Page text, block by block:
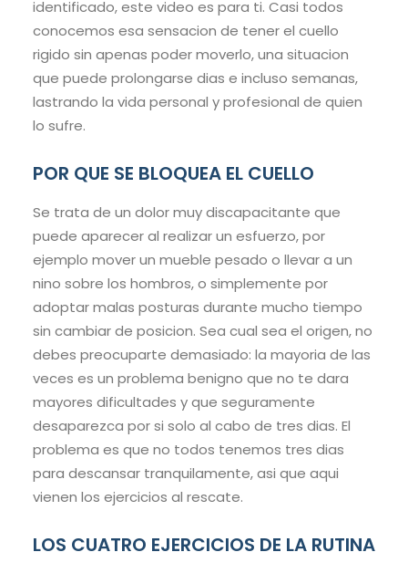
identificado, este video es para ti. Casi todos
conocemos esa sensacion de tener el cuello
rigido sin apenas poder moverlo, una situacion
que puede prolongarse dias e incluso semanas,
lastrando la vida personal y profesional de quien
lo sufre.
POR QUE SE BLOQUEA EL CUELLO
Se trata de un dolor muy discapacitante que
puede aparecer al realizar un esfuerzo, por
ejemplo mover un mueble pesado o llevar a un
nino sobre los hombros, o simplemente por
adoptar malas posturas durante mucho tiempo
sin cambiar de posicion. Sea cual sea el origen, no
debes preocuparte demasiado: la mayoria de las
veces es un problema benigno que no te dara
mayores dificultades y que seguramente
desaparezca por si solo al cabo de tres dias. El
problema es que no todos tenemos tres dias
para descansar tranquilamente, asi que aqui
vienen los ejercicios al rescate.
LOS CUATRO EJERCICIOS DE LA RUTINA